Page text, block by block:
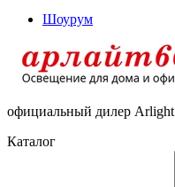
Шоурум
официальный дилер Arlight
Каталог